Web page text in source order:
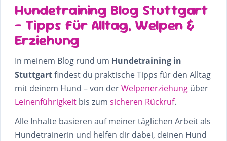
Hundetraining Blog Stuttgart
– Tipps für Alltag, Welpen &
Erziehung
In meinem Blog rund um Hundetraining in
Stuttgartfindest du praktische Tipps für den Alltag
mit deinem Hund – von derWelpenerziehung über
Leinenführigkeit bis zum sicheren Rückruf.
Alle Inhalte basieren auf meiner täglichen Arbeit als
Hundetrainerin und helfen dir dabei, deinen Hund